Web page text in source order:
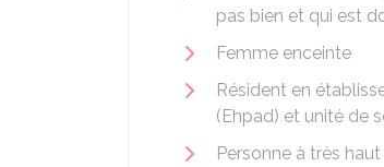
pas bien et qui est
Femme enceinte
Résident en
(Ehpad) et unité de
Personne à très